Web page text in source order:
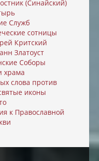
(Синайский)
Служб
сотницы
Критский
Златоуст
Соборы
храма
слова против
иконы
к Православной